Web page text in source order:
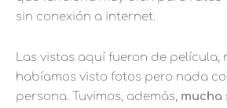
sin conexión a internet.
Las vistas aquí fueron de película,
habíamos visto fotos pero nada
persona. Tuvimos, además, mucha